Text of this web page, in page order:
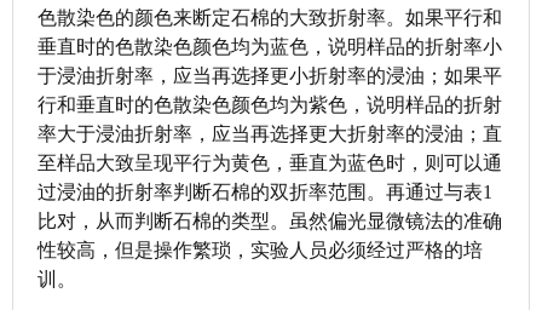
色散染色的颜色来断定石棉的大致折射率。如果平行和
垂直时的色散染色颜色均为蓝色，说明样品的折射率小
于浸油折射率，应当再选择更小折射率的浸油；如果平
行和垂直时的色散染色颜色均为紫色，说明样品的折射
率大于浸油折射率，应当再选择更大折射率的浸油；直
至样品大致呈现平行为黄色，垂直为蓝色时，则可以通
过浸油的折射率判断石棉的双折率范围。再通过与表1
比对，从而判断石棉的类型。虽然偏光显微镜法的准确
性较高，但是操作繁琐，实验人员必须经过严格的培
训。